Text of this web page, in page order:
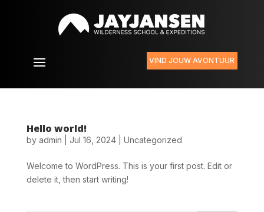
VIND JOUW AVONTUUR
Hello world!
by admin Jul 16, 2024| Uncategorized
Welcome to WordPress. This is your first post. Edit or
delete it, then start writing!